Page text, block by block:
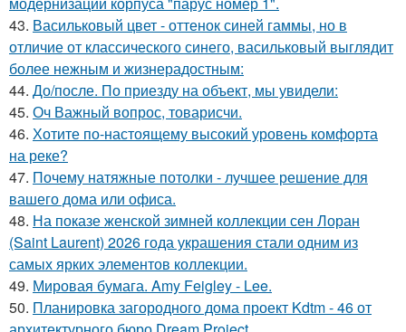
43. Васильковый цвет - оттенок синей гаммы, но в
отличие от классического синего, васильковый выглядит
более нежным и жизнерадостным:
44. До/после. По приезду на объект, мы увидели:
45. Оч Важный вопрос, товарисчи.
46. Хотите по-настоящему высокий уровень комфорта
на реке?
47. Почему натяжные потолки - лучшее решение для
вашего дома или офиса.
48. На показе женской зимней коллекции сен Лоран
(Saint Laurent) 2026 года украшения стали одним из
самых ярких элементов коллекции.
49. Мировая бумага. Amy Feigley - Lee.
50. Планировка загородного дома проект Kdtm - 46 от